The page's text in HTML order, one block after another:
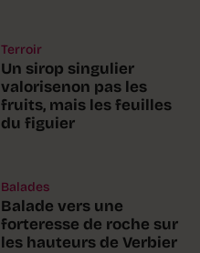
Terroir
Un sirop singulier
valorisenon pas les
fruits, mais les feuilles
du figuier
Balades
Balade vers une
forteresse de roche sur
les hauteurs de Verbier